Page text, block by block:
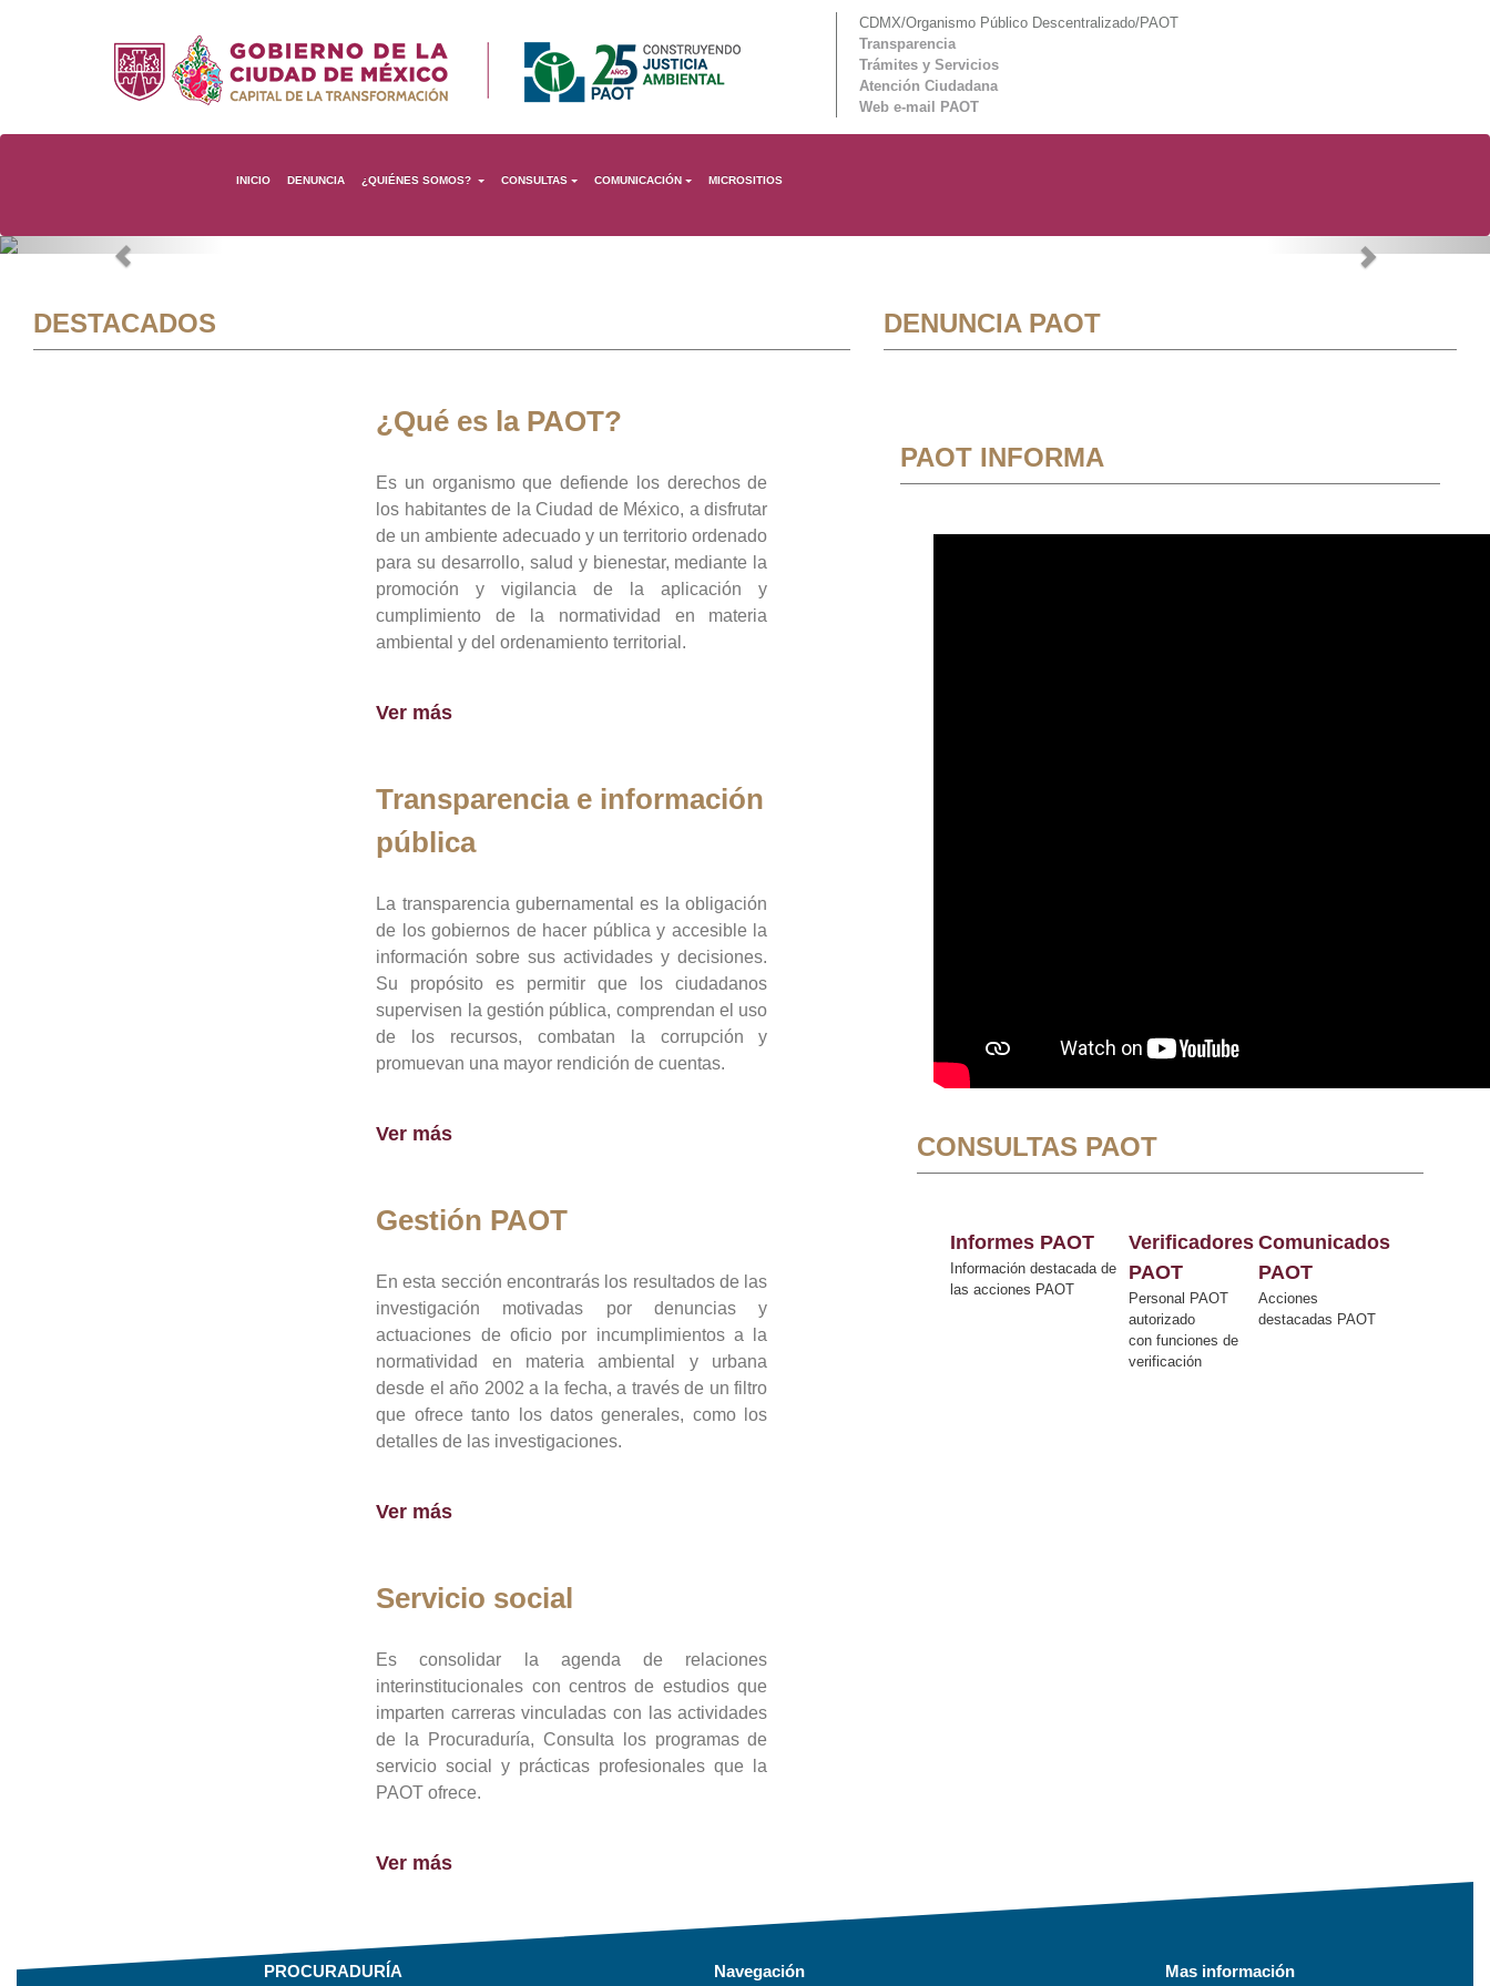
CDMX/Organismo Público Descentralizado/PAOT
Transparencia
Trámites y Servicios
Atención Ciudadana
Web e-mail PAOT
INICIO DENUNCIA ¿QUIÉNES SOMOS? CONSULTAS COMUNICACIÓN MICROSITIOS
Previous Next
DESTACADOS
¿Qué es la PAOT?
Es un organismo que defiende los derechos de
los habitantes de la Ciudad de México, a disfrutar
de un ambiente adecuado y un territorio ordenado
para su desarrollo, salud y bienestar, mediante la
promoción y vigilancia de la aplicación y
cumplimiento de la normatividad en materia
ambiental y del ordenamiento territorial.
Ver más
Transparencia e información
pública
La transparencia gubernamental es la obligación
de los gobiernos de hacer pública y accesible la
información sobre sus actividades y decisiones.
Su propósito es permitir que los ciudadanos
supervisen la gestión pública, comprendan el uso
de los recursos, combatan la corrupción y
promuevan una mayor rendición de cuentas.
Ver más
Gestión PAOT
En esta sección encontrarás los resultados de las
investigación motivadas por denuncias y
actuaciones de oficio por incumplimientos a la
normatividad en materia ambiental y urbana
desde el año 2002 a la fecha, a través de un filtro
que ofrece tanto los datos generales, como los
detalles de las investigaciones.
Ver más
Servicio social
Es consolidar la agenda de relaciones
interinstitucionales con centros de estudios que
imparten carreras vinculadas con las actividades
de la Procuraduría, Consulta los programas de
servicio social y prácticas profesionales que la
PAOT ofrece.
Ver más
DENUNCIA PAOT
PAOT INFORMA
CONSULTAS PAOT
Informes PAOT
Información destacada de
las acciones PAOT
Verificadores
PAOT
Personal PAOT
autorizado
con funciones de
verificación
Comunicados
PAOT
Acciones
destacadas PAOT
PROCURADURÍA Navegación Mas información